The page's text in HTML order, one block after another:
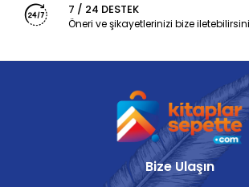
7 / 24 DESTEK
Öneri ve şikayetlerinizi bize
Bize Ulaşın